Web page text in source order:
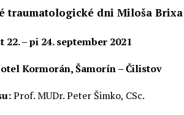
traumatologické dni Miloša Brixa
– pi 24. september 2021
Kormorán, Šamorín – Čilistov
Prof. MUDr. Peter Šimko, CSc.